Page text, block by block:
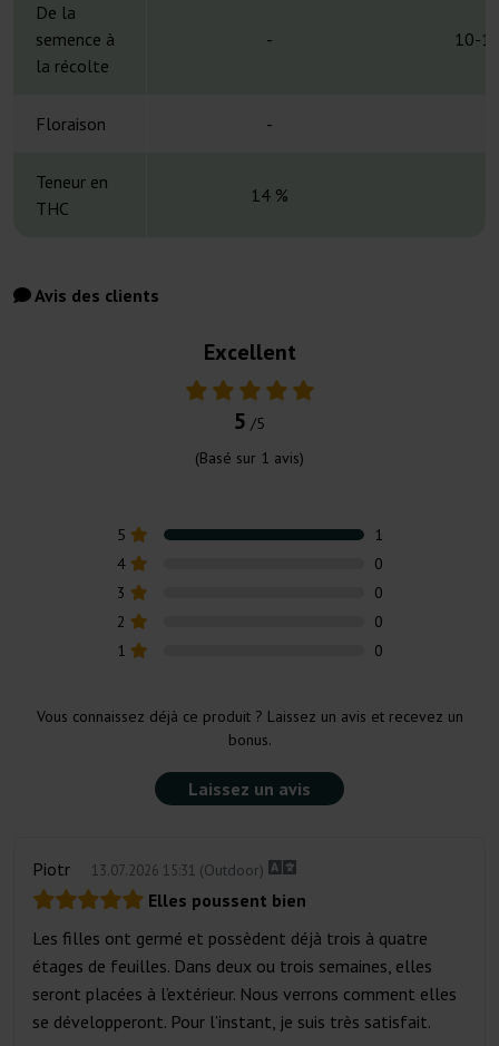
De la
semence à
la récolte
- 10-
Floraison -
Teneur en
THC
14 %
Avis des clients
Excellent
5 /5
(Basé sur 1 avis)
5
1
4
0
3
0
2
0
1
0
Vous connaissez déjà ce produit ? Laissez un avis et recevez un
bonus.
Laissez un avis
Piotr 13.07.2026 15:31 (Outdoor)
Elles poussent bien
Les filles ont germé et possèdent déjà trois à quatre
étages de feuilles. Dans deux ou trois semaines, elles
seront placées à l’extérieur. Nous verrons comment elles
se développeront. Pour l’instant, je suis très satisfait.